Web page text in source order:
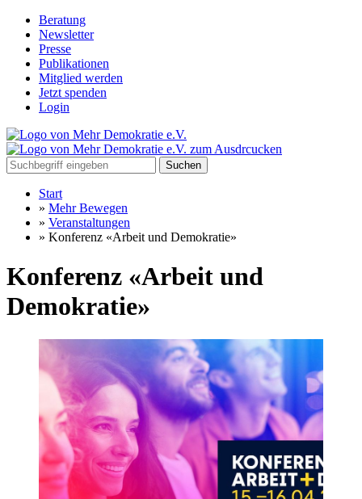
Beratung
Newsletter
Presse
Publikationen
Mitglied werden
Jetzt spenden
Login
Suchen
Start
» Mehr Bewegen
» Veranstaltungen
» Konferenz «Arbeit und Demokratie»
Konferenz «Arbeit und
Demokratie»